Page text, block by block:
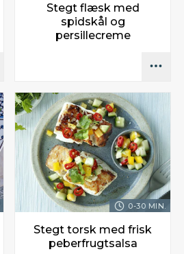
Stegt flæsk med
spidskål og
persillecreme
0-30 MIN.
Stegt torsk med frisk
peberfrugtsalsa